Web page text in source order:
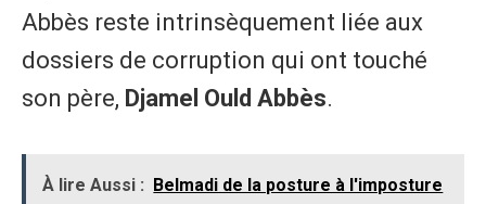
Abbès reste intrinsèquement liée aux
dossiers de corruption qui ont touché
son père, Djamel Ould Abbès.
À lire Aussi :
Belmadi de la posture à l'imposture